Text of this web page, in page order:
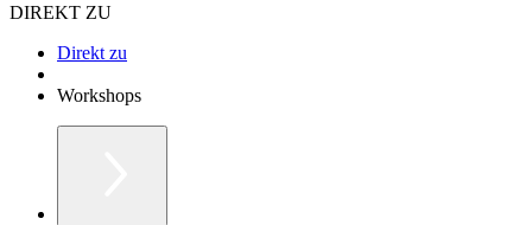
DIREKT ZU
Direkt zu
Workshops